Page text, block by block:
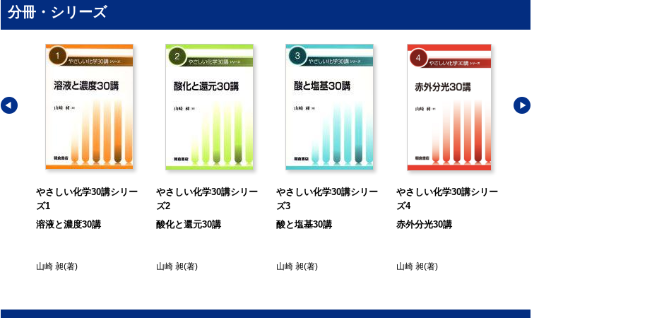
Tea Time：味覚の中での酸とアルカリ
Tea Time：赤道直下のアルカリ性塩湖
第10講 電解質理論による整理
Tea Time：カールスベリ研究所
第11講 アレニウスの酸・塩基の定義
Tea Time：梘水
第12講 酸性紙問題と加水分解
Tea Time：ハンニバルの岩石破壊
第13講 ブレンステッド‒ローリーの酸と塩基
第14講 溶存化学種と水素イオン濃度の関連
Tea Time：食品の「あく」や「渋」の除去
第16講 フロートのダイアグラム
第17講 酸の強さの尺度，酸の強度と酸の濃度
分冊・シリーズ
やさしい化学30講シリー
ズ1
溶液と濃度30講
山崎 昶(著)
やさしい化学30講シリー
ズ2
酸化と還元30講
山崎 昶(著)
やさしい化学30講シリー
ズ3
酸と塩基30講
山崎 昶(著)
やさしい化学30講シリー
ズ4
赤外分光30講
山崎 昶(著)